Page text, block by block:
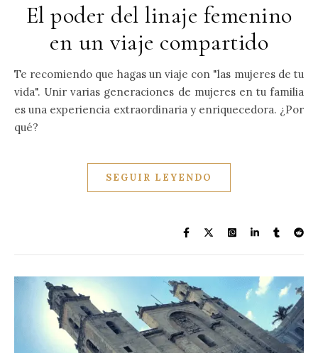
El poder del linaje femenino
en un viaje compartido
Te recomiendo que hagas un viaje con "las mujeres de tu
vida". Unir varias generaciones de mujeres en tu familia
es una experiencia extraordinaria y enriquecedora. ¿Por
qué?
SEGUIR LEYENDO